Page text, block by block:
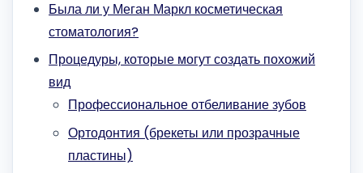
Была ли у Меган Маркл косметическая
стоматология?
Процедуры, которые могут создать похожий
вид
Профессиональное отбеливание зубов
Ортодонтия (брекеты или прозрачные
пластины)